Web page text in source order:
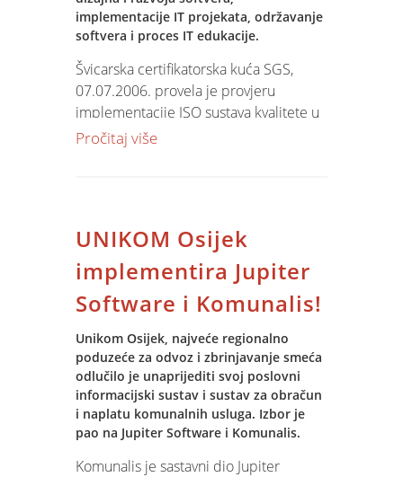
implementacije IT projekata, održavanje
softvera i proces IT edukacije.
Švicarska certifikatorska kuća SGS,
07.07.2006. provela je provjeru
implementacije ISO sustava kvalitete u
procesima Spina i potvrdila ispravnost
Zagreb, radio na definiciji procesa i
implementaciji ISO norme u svoje
glavne procese - razvoj, implementaciju
i održavanje sofvera i proces edukacije.
Uvođenjem ISO 9001 norme Spin želi
unaprijediti svoje poslovne proces u
interesu svojih klijenta i njihovog
ukupnog zadovoljstva kvalitetom IT
usluga.
Pročitaj više
UNIKOM Osijek
implementira Jupiter
Software i Komunalis!
Unikom Osijek, najveće regionalno
poduzeće za odvoz i zbrinjavanje smeća
odlučilo je unaprijediti svoj poslovni
informacijski sustav i sustav za obračun
i naplatu komunalnih usluga. Izbor je
pao na Jupiter Software i Komunalis.
Komunalis je sastavni dio Jupiter